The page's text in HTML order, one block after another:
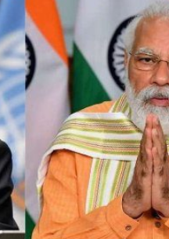
सरकार
भेदभाव
शिवसेना
UBT
में
बड़ा
भूचाल,
6
सांसदों
ने
छोड़ा
साथ,
इस
पार्टी
जून 17, 2026
शिवसेना
छोड़ा साथ,